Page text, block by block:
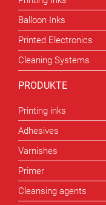
Balloon Inks
Printed Electronics
Cleaning Systems
PRODUKTE
Printing inks
Adhesives
Varnishes
Primer
Cleansing agents